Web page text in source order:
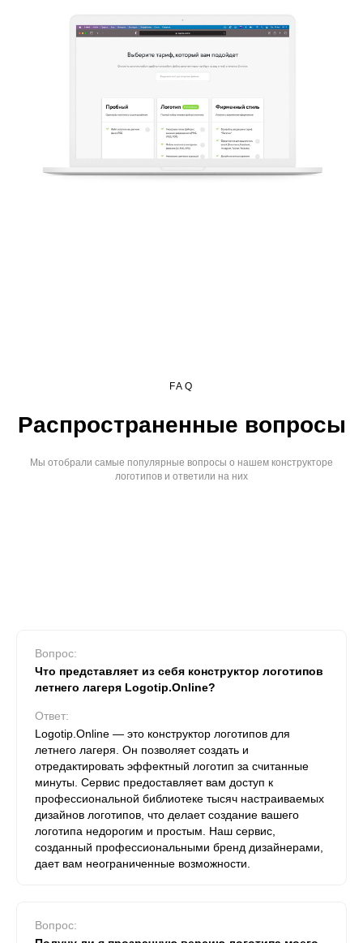
FAQ
Распространенные вопросы
Мы отобрали самые популярные вопросы о нашем конструкторе
логотипов и ответили на них
Вопрос:
Что представляет из себя конструктор логотипов
летнего лагеря Logotip.Online?
Ответ:
Logotip.Online — это конструктор логотипов для
летнего лагеря. Он позволяет создать и
отредактировать эффектный логотип за считанные
минуты. Сервис предоставляет вам доступ к
профессиональной библиотеке тысяч настраиваемых
дизайнов логотипов, что делает создание вашего
логотипа недорогим и простым. Наш сервис,
созданный профессиональными бренд дизайнерами,
дает вам неограниченные возможности.
Вопрос: